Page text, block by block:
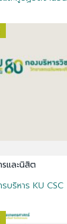
รและนิสิต
บริหาร KU CSC